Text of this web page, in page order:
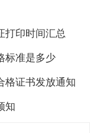
打印时间汇总
标准是多少
格证书发放通知
知